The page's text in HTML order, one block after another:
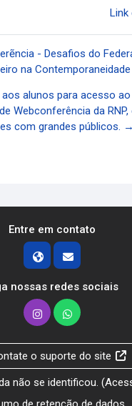
Link
- Desafios do
na Contemporaneidade
alunos para acesso
Webconferência da RNP,
com grandes públicos. →
Entre em contato
nossas redes sociais
o suporte do site
não se identificou. (